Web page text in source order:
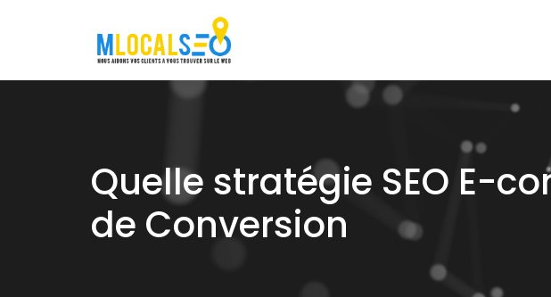
Quelle stratégie SEO E-
de Conversion